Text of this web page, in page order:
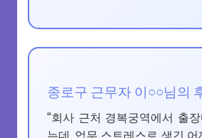
종로구 근무자 이○○님의
“회사 근처 경복궁역에서 출